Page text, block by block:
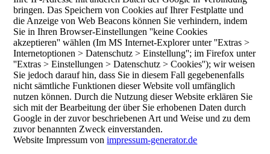
bringen. Das Speichern von Cookies auf Ihrer Festplatte und
die Anzeige von Web Beacons können Sie verhindern, indem
Sie in Ihren Browser-Einstellungen ''keine Cookies
akzeptieren'' wählen (Im MS Internet-Explorer unter ''Extras >
Internetoptionen > Datenschutz > Einstellung''; im Firefox unter
''Extras > Einstellungen > Datenschutz > Cookies''); wir weisen
Sie jedoch darauf hin, dass Sie in diesem Fall gegebenenfalls
nicht sämtliche Funktionen dieser Website voll umfänglich
nutzen können. Durch die Nutzung dieser Website erklären Sie
sich mit der Bearbeitung der über Sie erhobenen Daten durch
Google in der zuvor beschriebenen Art und Weise und zu dem
zuvor benannten Zweck einverstanden.
Website Impressum vonimpressum-generator.de